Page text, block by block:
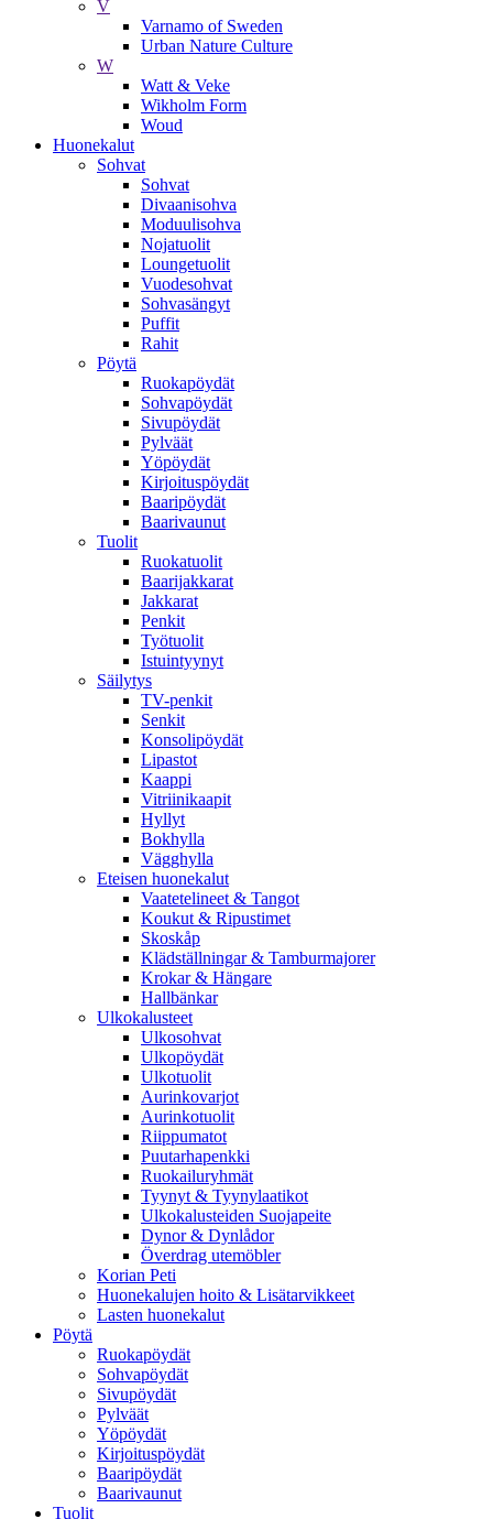
V
Varnamo of Sweden
Urban Nature Culture
W
Watt & Veke
Wikholm Form
Woud
Huonekalut
Sohvat
Sohvat
Divaanisohva
Moduulisohva
Nojatuolit
Loungetuolit
Vuodesohvat
Sohvasängyt
Puffit
Rahit
Pöytä
Ruokapöydät
Sohvapöydät
Sivupöydät
Pylväät
Yöpöydät
Kirjoituspöydät
Baaripöydät
Baarivaunut
Tuolit
Ruokatuolit
Baarijakkarat
Jakkarat
Penkit
Työtuolit
Istuintyynyt
Säilytys
TV-penkit
Senkit
Konsolipöydät
Lipastot
Kaappi
Vitriinikaapit
Hyllyt
Bokhylla
Vägghylla
Eteisen huonekalut
Vaatetelineet & Tangot
Koukut & Ripustimet
Skoskåp
Klädställningar & Tamburmajorer
Krokar & Hängare
Hallbänkar
Ulkokalusteet
Ulkosohvat
Ulkopöydät
Ulkotuolit
Aurinkovarjot
Aurinkotuolit
Riippumatot
Puutarhapenkki
Ruokailuryhmät
Tyynyt & Tyynylaatikot
Ulkokalusteiden Suojapeite
Dynor & Dynlådor
Överdrag utemöbler
Korian Peti
Huonekalujen hoito & Lisätarvikkeet
Lasten huonekalut
Pöytä
Ruokapöydät
Sohvapöydät
Sivupöydät
Pylväät
Yöpöydät
Kirjoituspöydät
Baaripöydät
Baarivaunut
Tuolit